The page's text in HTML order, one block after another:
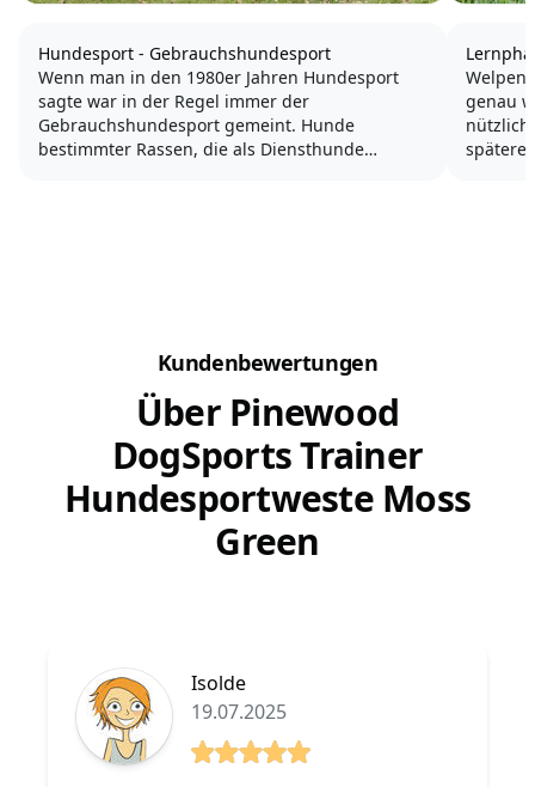
Hundesport - Gebrauchshundesport
Wenn man in den 1980er Jahren Hundesport
sagte war in der Regel immer der
Gebrauchshundesport gemeint. Hunde
bestimmter Rassen, die als Diensthunde
Welpen
genau
Kundenbewertungen
Über Pinewood
DogSports Trainer
Hundesportweste Moss
Green
Isolde
19.07.2025